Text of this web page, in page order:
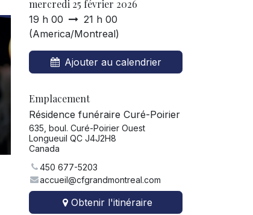
mercredi 25 février 2026
19 h 00
21 h 00
(America/Montreal)
Ajouter au calendrier
Emplacement
Résidence funéraire Curé-Poirier
635, boul. Curé-Poirier Ouest
Longueuil QC J4J2H8
Canada
450 677-5203
accueil@cfgrandmontreal.com
Obtenir l'itinéraire